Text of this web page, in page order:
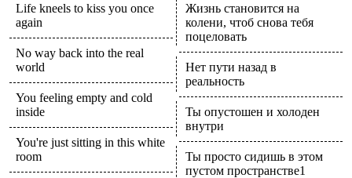
Life kneels to kiss you once
again
No way back into the real
world
You feeling empty and cold
inside
You're just sitting in this white
room
Жизнь становится на
колени, чтоб снова тебя
поцеловать
Нет пути назад в
реальность
Ты опустошен и холоден
внутри
Ты просто сидишь в этом
пустом пространстве1